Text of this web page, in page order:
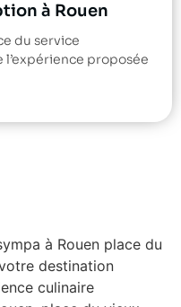
à Rouen
du service
proposée
à Rouen place du
destination
culinaire